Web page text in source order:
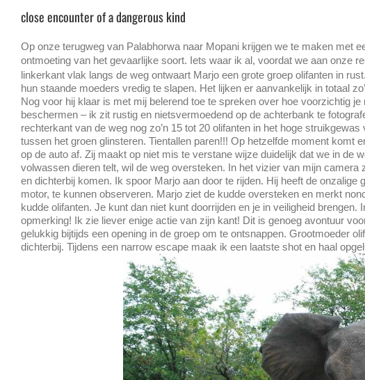
close encounter of a dangerous kind
Op onze terugweg van Palabhorwa naar Mopani krijgen we te maken met
ontmoeting van het gevaarlijke soort. Iets waar ik al, voordat we aan onze
linkerkant vlak langs de weg ontwaart Marjo een grote groep olifanten in
hun staande moeders vredig te slapen. Het lijken er aanvankelijk in totaal
Nog voor hij klaar is met mij belerend toe te spreken over hoe voorzichtig
beschermen – ik zit rustig en nietsvermoedend op de achterbank te
rechterkant van de weg nog zo’n 15 tot 20 olifanten in het hoge
tussen het groen glinsteren. Tientallen paren!!! Op hetzelfde moment komt
op de auto af. Zij maakt op niet mis te verstane wijze duidelijk dat we in de
volwassen dieren telt, wil de weg oversteken. In het vizier van mijn
en dichterbij komen. Ik spoor Marjo aan door te rijden. Hij heeft de
motor, te kunnen observeren. Marjo ziet de kudde oversteken en merkt
kudde olifanten. Je kunt dan niet kunt doorrijden en je in veiligheid
opmerking! Ik zie liever enige actie van zijn kant! Dit is genoeg avontuur
gelukkig bijtijds een opening in de groep om te ontsnappen. Grootmoeder
dichterbij. Tijdens een narrow escape maak ik een laatste shot en haal